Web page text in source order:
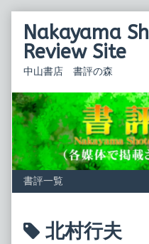
contentNakayama
Review Site
中山書店 書評の森
Posts
北村行夫